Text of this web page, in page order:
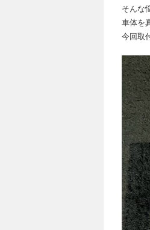
そんな
車体を
今回取